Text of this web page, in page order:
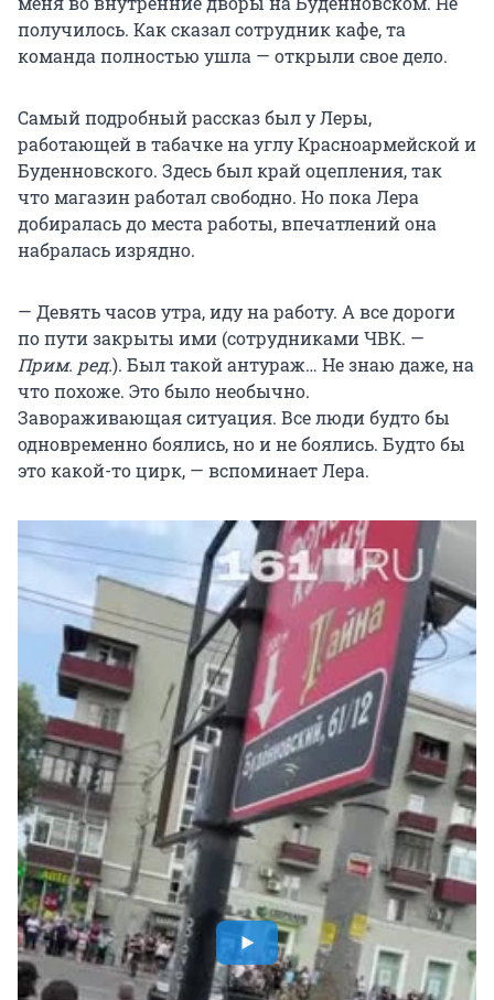
получилось. Как сказал сотрудник кафе, та
команда полностью ушла — открыли свое дело.
Самый подробный рассказ был у Леры,
работающей в табачке на углу Красноармейской и
Буденновского. Здесь был край оцепления, так
что магазин работал свободно. Но пока Лера
добиралась до места работы, впечатлений она
набралась изрядно.
— Девять часов утра, иду на работу. А все дороги
по пути закрыты ими (сотрудниками ЧВК. —
Прим. ред.). Был такой антураж… Не знаю даже, на
что похоже. Это было необычно.
Завораживающая ситуация. Все люди будто бы
одновременно боялись, но и не боялись. Будто бы
это какой-то цирк, — вспоминает Лера.